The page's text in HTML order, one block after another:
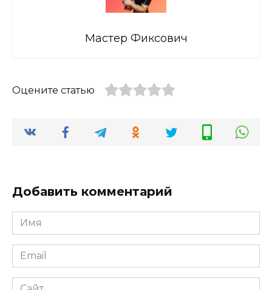
Мастер Фиксович
Оцените статью
Добавить комментарий
Имя
*
Email
*
Сайт